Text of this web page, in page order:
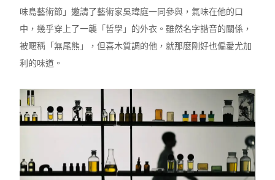
味島藝術節」邀請了藝術家吳瑋庭一同參與，氣味在他的口
中，幾乎穿上了一襲「哲學」的外衣。雖然名字諧音的關係，
被暱稱「無尾熊」，但喜木質調的他，就那麼剛好也偏愛尤加
利的味道。